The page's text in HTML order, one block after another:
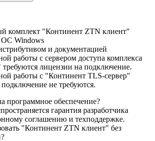
комплект "Континент ZTN клиент"
ОС Windows
и документацией
работы с сервером доступа комплекса
лицензии на подключение.
работы с "Континент TLS-сервер"
не требуются.
программное обеспечение?
гарантия разработчика
соглашению и техподдержке.
"Континент ZTN клиент" без